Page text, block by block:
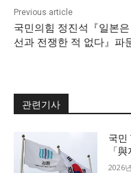
Previous article
국민의힘 정진석『일본
선과 전쟁한 적 없다』파
관련기사
국민
「
2026